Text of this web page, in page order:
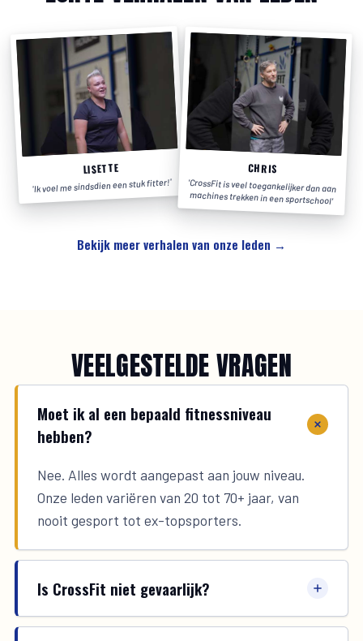
LISETTE
'Ik voel me sindsdien een stuk fitter!'
CHRIS
'CrossFit is veel toegankelijker dan aan
machines trekken in een sportschool'
Bekijk meer verhalen van onze leden →
VEELGESTELDE VRAGEN
Moet ik al een bepaald fitnessniveau
hebben?
Nee. Alles wordt aangepast aan jouw niveau.
Onze leden variëren van 20 tot 70+ jaar, van
nooit gesport tot ex-topsporters.
Is CrossFit niet gevaarlijk?